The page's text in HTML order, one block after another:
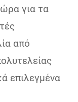
για τα
από
επιλεγμένα